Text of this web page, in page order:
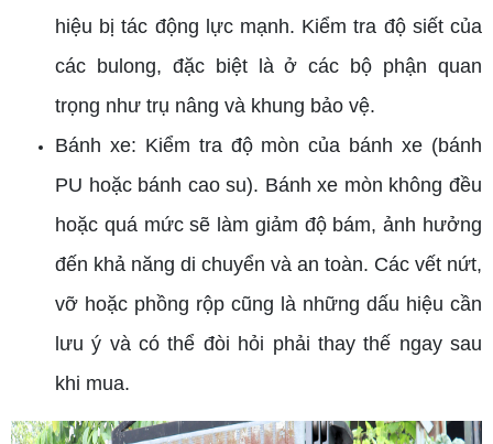
hiệu bị tác động lực mạnh. Kiểm tra độ siết của
các bulong, đặc biệt là ở các bộ phận quan
trọng như trụ nâng và khung bảo vệ.
Bánh xe: Kiểm tra độ mòn của bánh xe (bánh
PU hoặc bánh cao su). Bánh xe mòn không đều
hoặc quá mức sẽ làm giảm độ bám, ảnh hưởng
đến khả năng di chuyển và an toàn. Các vết nứt,
vỡ hoặc phồng rộp cũng là những dấu hiệu cần
lưu ý và có thể đòi hỏi phải thay thế ngay sau
khi mua.